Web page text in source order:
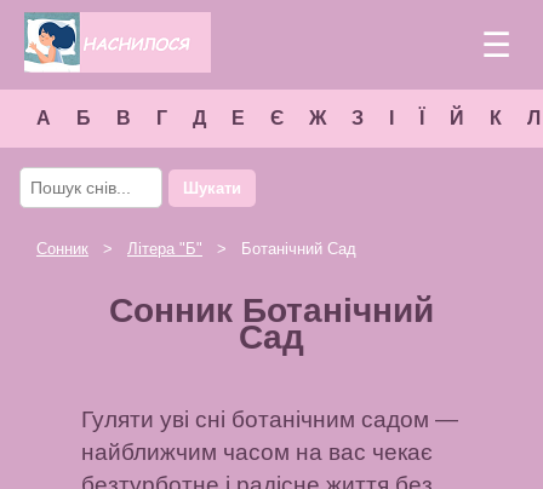
☰
А Б В Г Д Е Є Ж З Й К Л
Шукати
Сонник > Літера " Б" > Ботанічний Сад
Сонник Ботанічний
Сад
Гуляти уві сні ботанічним садом —
найближчим часом на вас чекає